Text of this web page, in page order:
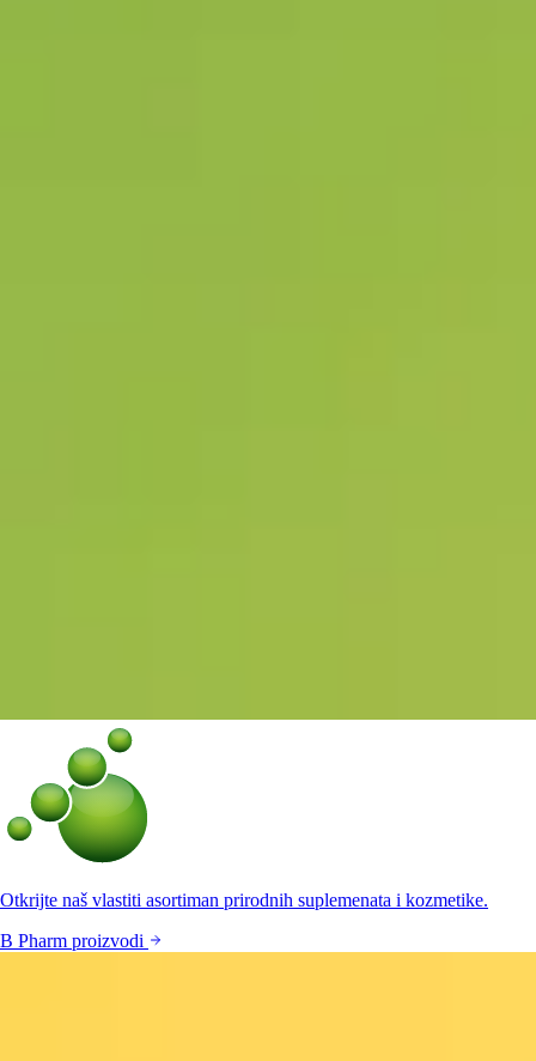
Otkrijte naš vlastiti asortiman prirodnih suplemenata i kozmetike.
B Pharm proizvodi